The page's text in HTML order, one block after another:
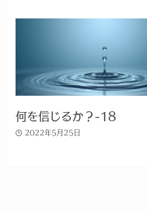
何を信じるか？-18
2022年5月25日